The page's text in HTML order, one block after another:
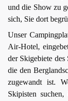
und die Show zu
sich, Sie dort
Unser
Air-Hotel,
der Skigebiete
die den
zugewandt ist.
Skipisten